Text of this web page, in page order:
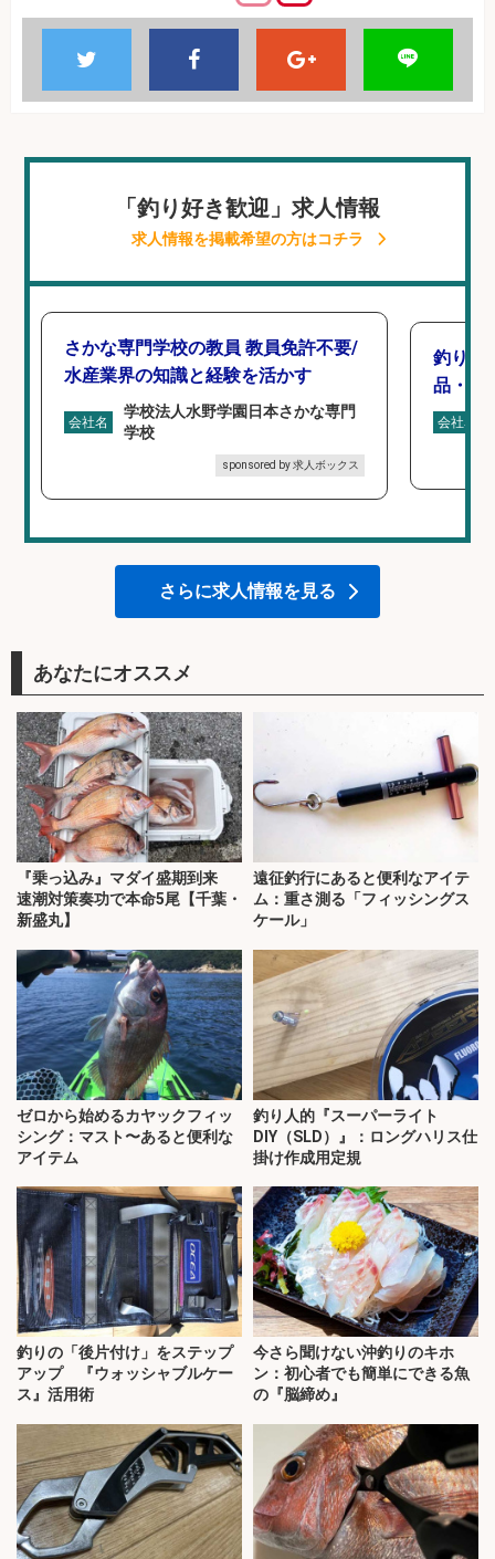
「釣り好き歓迎」求人情報
求人情報を掲載希望の方はコチラ
さかな専門学校の教員 教員免許不要/
水産業界の知識と経験を活かす
会社名
学校法人水野学園日本さかな専門
学校
sponsored by 求人ボックス
釣り具
品・工
会社名
さらに求人情報を見る
あなたにオススメ
『乗っ込み』マダイ盛期到来
速潮対策奏功で本命5尾【千葉・
新盛丸】
遠征釣行にあると便利なアイテ
ム：重さ測る「フィッシングス
ケール」
ゼロから始めるカヤックフィッ
シング：マスト〜あると便利な
アイテム
釣り人的『スーパーライト
DIY（SLD）』：ロングハリス仕
掛け作成用定規
釣りの「後片付け」をステップ
アップ 『ウォッシャブルケー
ス』活用術
今さら聞けない沖釣りのキホ
ン：初心者でも簡単にできる魚
の『脳締め』